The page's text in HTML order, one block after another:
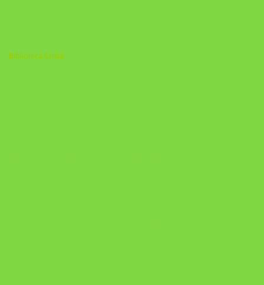
Biblioteca Cristã